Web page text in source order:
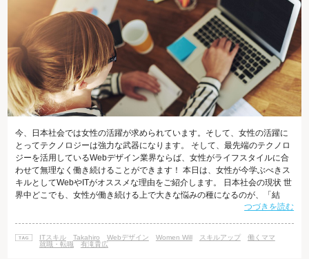
今、日本社会では女性の活躍が求められています。そして、女性の活躍に
とってテクノロジーは強力な武器になります。 そして、最先端のテクノロ
ジーを活用しているWebデザイン業界ならば、女性がライフスタイルに合
わせて無理なく働き続けることができます！ 本日は、女性が今学ぶべきス
キルとしてWebやITがオススメな理由をご紹介します。 日本社会の現状 世
界中どこでも、女性が働き続ける上で大きな悩みの種になるのが、「結
婚」「出産」というライフイベントです。 特に出産後しばらくは、身体を
育児に熱心な「イクメン」も増えて来たとはいえ、出産前後は仕事を休ま
ざるを得ません。 また、復職する際に、会社側に復職ママをバックアップ
つづきを読む
ITスキル Takahiro Webデザイン Women Will スキルアップ
働くママ
就職・転職
有滝貴広